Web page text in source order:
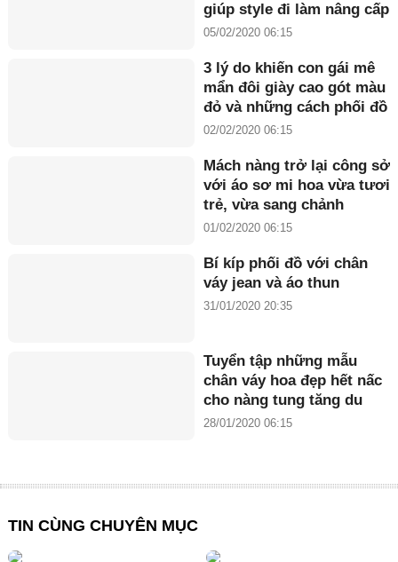
giúp style đi làm nâng cấp
ngoạn mục
05/02/2020 06:15
3 lý do khiến con gái mê
mẩn đôi giày cao gót màu
đỏ và những cách phối đồ
'đỉnh' nhất
02/02/2020 06:15
Mách nàng trở lại công sở
với áo sơ mi hoa vừa tươi
trẻ, vừa sang chảnh
01/02/2020 06:15
Bí kíp phối đồ với chân
váy jean và áo thun
31/01/2020 20:35
Tuyển tập những mẫu
chân váy hoa đẹp hết nấc
cho nàng tung tăng du
xuân
28/01/2020 06:15
TIN CÙNG CHUYÊN MỤC